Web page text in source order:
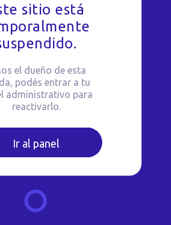
sitio está
el dueño de esta
podés entrar a tu
administrativo para
reactivarlo.
Ir al panel